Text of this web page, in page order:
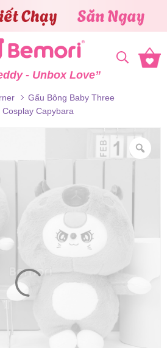
- Unbox Love”
Gấu Bông Baby Three
Capybara